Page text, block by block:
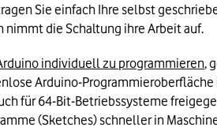
Sie einfach Ihre selbst
nimmt die Schaltung ihre Arbeit auf.
individuell zu programmieren,
Arduino-
für 64-Bit-Betriebssysteme
(Sketches) schneller in